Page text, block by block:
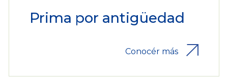
Prima por antigüedad
Conocér más